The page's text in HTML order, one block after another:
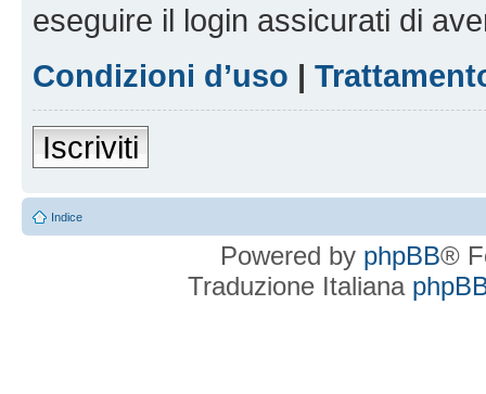
eseguire il login assicurati di
Condizioni d’uso |
Iscriviti
Indice
Powered by phpBB®
Traduzione Italiana